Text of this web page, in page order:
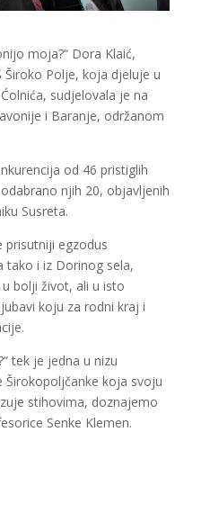
moja?“ Dora Klaić,
Široko Polje, koja djeluje u
sudjelovala je na
i Baranje, održanom
od 46 pristiglih
njih 20, objavljenih
Susreta.
prisutniji egzodus
tako i iz Dorinog sela,
bolji život, ali u isto
koju za rodni kraj i
tek je jedna u nizu
koja svoju
stihovima, doznajemo
Senke Klemen.